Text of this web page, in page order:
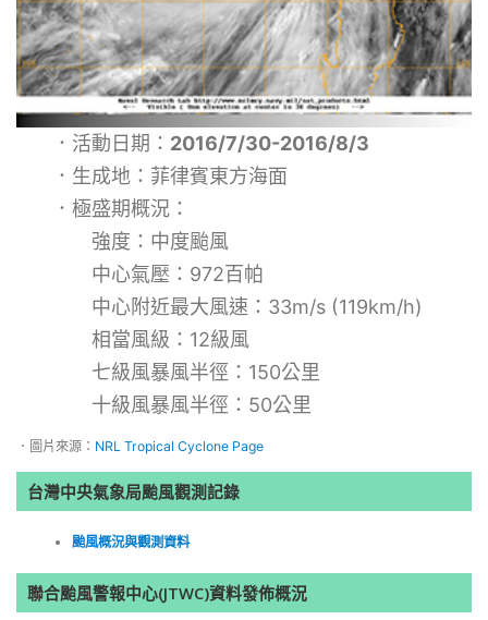
．活動日期： 2016/7/30-2016/8/3
．生成地：菲律賓東方海面
．極盛期概況：
強度：中度颱風
中心氣壓：972百帕
中心附近最大風速：33m/s (119km/h)
相當風級：12級風
七級風暴風半徑：150公里
十級風暴風半徑：50公里
．圖片來源： NRL Tropical Cyclone Page
台灣中央氣象局颱風觀測記錄
颱風概況與觀測資料
聯合颱風警報中心(JTWC)資料發佈概況